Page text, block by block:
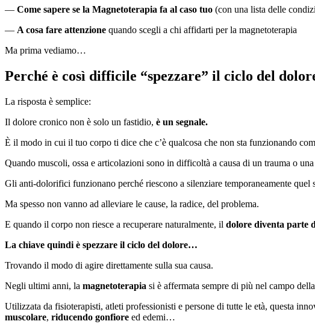
— Come sapere se la Magnetoterapia fa al caso tuo (con una lista delle
— A cosa fare attenzione quando scegli a chi affidarti per la magnetoterapia
Ma prima vediamo…
Perché è così difficile “spezzare” il ciclo del
La risposta è semplice:
Il dolore cronico non è solo un fastidio, è un segnale.
È il modo in cui il tuo corpo ti dice che c’è qualcosa che non sta funzionando
Quando muscoli, ossa e articolazioni sono in difficoltà a causa di un trauma o
Gli anti-dolorifici funzionano perché riescono a silenziare temporaneamente quel
Ma spesso non vanno ad alleviare le cause, la radice, del problema.
E quando il corpo non riesce a recuperare naturalmente, il dolore diventa parte
La chiave quindi è spezzare il ciclo del dolore…
Trovando il modo di agire direttamente sulla sua causa.
Negli ultimi anni, la magnetoterapia si è affermata sempre di più nel campo
Utilizzata da fisioterapisti, atleti professionisti e persone di tutte le età, questa
muscolare, riducendo gonfiore ed edemi…